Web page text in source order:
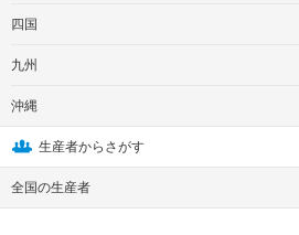
四国
九州
沖縄
生産者からさがす
全国の生産者